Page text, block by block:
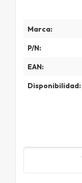
Marca:
P/N:
EAN:
Disponibilidad: